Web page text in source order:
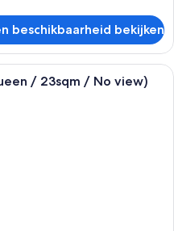
beschikbaarheid bekijken
Een hotelkamer met een groot bed,
/ 23sqm / No view)